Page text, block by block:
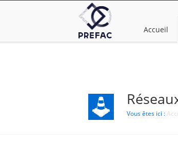
Accueil
Vous êtes ici :